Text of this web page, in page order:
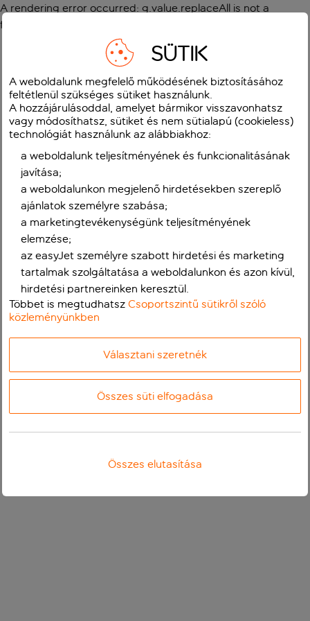
A rendering error occurred: g.value.replaceAll is not a
function
SÜTIK
A weboldalunk megfelelő működésének biztosításához
feltétlenül szükséges sütiket használunk.
A hozzájárulásoddal, amelyet bármikor visszavonhatsz
vagy módosíthatsz, sütiket és nem sütialapú (cookieless)
technológiát használunk az alábbiakhoz:
a weboldalunk teljesítményének és funkcionalitásának
javítása;
a weboldalunkon megjelenő hirdetésekben szereplő
ajánlatok személyre szabása;
a marketingtevékenységünk teljesítményének
elemzése;
az easyJet személyre szabott hirdetési és marketing
tartalmak szolgáltatása a weboldalunkon és azon kívül,
hirdetési partnereinken keresztül.
Többet is megtudhatszCsoportszintű sütikről szóló
közleményünkben
Választani szeretnék
Összes süti elfogadása
Összes elutasítása